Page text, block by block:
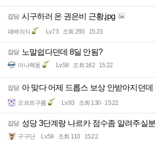
잡담 시구하러 온 권은비 근황.jpg
패배의식 Lv.73 조회 293 15:23
잡담 노말쉽다던데 8딜 안됨?
아나렉돋 Lv.58 조회 162 15:22
잡담 아 맞다 어제 드롭스 보상 안받아지던데
오르트구름 Lv.93 조회 130 15:22
잡담 성당 3단계랑 나르카 점수좀 알려주실분
구구단 Lv.58 조회 110 15:22